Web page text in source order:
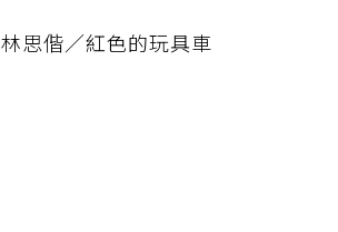
林思偕／紅色的玩具車